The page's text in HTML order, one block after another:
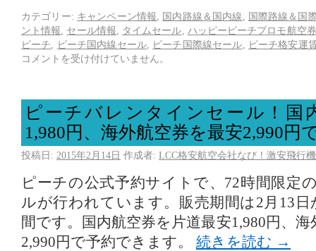
カテゴリー: キャンペーン情報 国内路線＆国内線
国際路線＆国
ント情報
セール情報 タイムセール ハッピーピーチプロモ航空券
ピーチ
ピーチ国内線セール ピーチ国際線セール
ピーチ格安運
コメントを受け付けていません。
ピーチバレンタインセール！国
1,980円、海外航空券を最安2,990円
投稿日: 2015年2月14日 作成者: LCC格安航空会社なび！激安飛行
ピーチの公式予約サイトで、72時間限定
ルが行われています。販売期間は2月13
間です。国内航空券を片道最安1,980円、
2,990円で予約できます。 続きを読む →